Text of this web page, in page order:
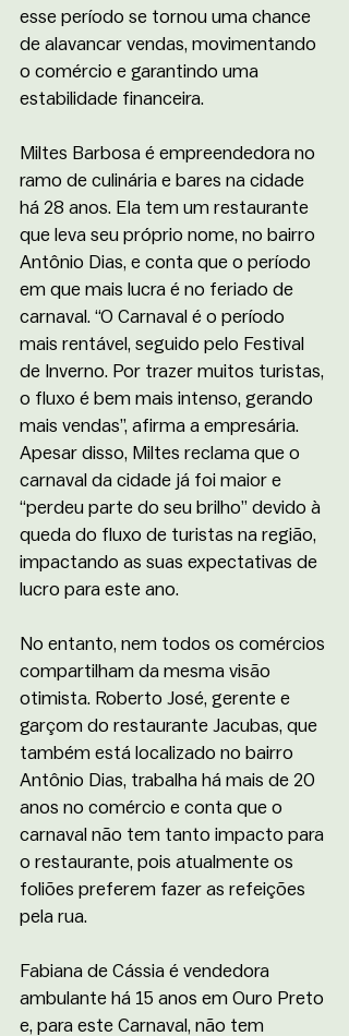
esse período se tornou uma chance
de alavancar vendas, movimentando
o comércio e garantindo uma
estabilidade financeira.
Miltes Barbosa é empreendedora no
ramo de culinária e bares na cidade
há 28 anos. Ela tem um restaurante
que leva seu próprio nome, no bairro
Antônio Dias, e conta que o período
em que mais lucra é no feriado de
carnaval. “O Carnaval é o período
mais rentável, seguido pelo Festival
de Inverno. Por trazer muitos turistas,
o fluxo é bem mais intenso, gerando
mais vendas”, afirma a empresária.
Apesar disso, Miltes reclama que o
carnaval da cidade já foi maior e
“perdeu parte do seu brilho” devido à
queda do fluxo de turistas na região,
impactando as suas expectativas de
lucro para este ano.
No entanto, nem todos os comércios
compartilham da mesma visão
otimista. Roberto José, gerente e
garçom do restaurante Jacubas, que
também está localizado no bairro
Antônio Dias, trabalha há mais de 20
anos no comércio e conta que o
carnaval não tem tanto impacto para
o restaurante, pois atualmente os
foliões preferem fazer as refeições
pela rua.
Fabiana de Cássia é vendedora
ambulante há 15 anos em Ouro Preto
e, para este Carnaval, não tem